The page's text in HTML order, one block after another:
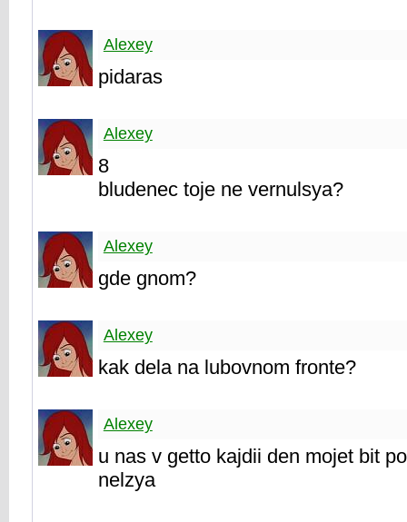
Alexey
pidaras
Alexey
8
bludenec toje ne vernulsya?
Alexey
gde gnom?
Alexey
kak dela na lubovnom fronte?
Alexey
u nas v getto kajdii den mojet bit
nelzya